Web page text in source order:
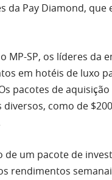
da Pay Diamond, que
MP-SP, os líderes da
em hotéis de luxo
pacotes de
como de
de um pacote de
rendimentos